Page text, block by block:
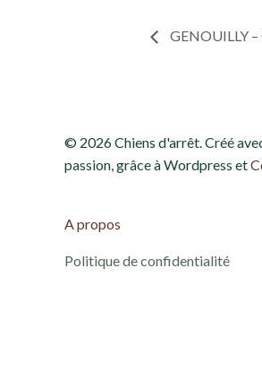
GENOUILLY
© 2026 Chiens d'arrêt. Créé
passion, grâce à Wordpress et
A propos
Politique de confidentialité